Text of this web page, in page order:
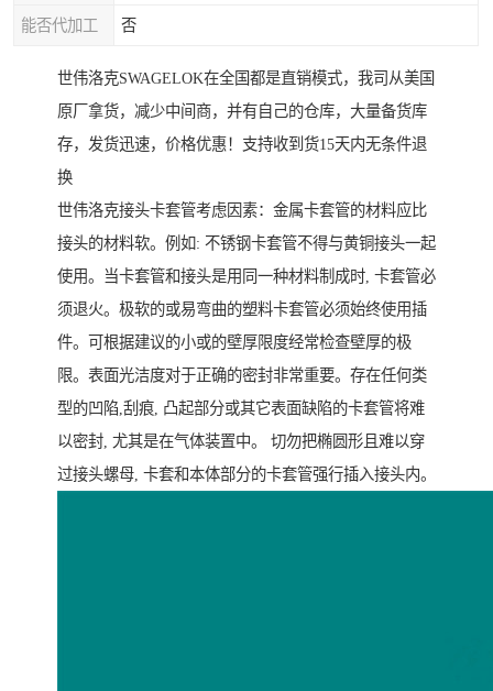
能否代加工 否
世伟洛克SWAGELOK在全国都是直销模式，我司从美国
原厂拿货，减少中间商，并有自己的仓库，大量备货库
存，发货迅速，价格优惠！支持收到货15天内无条件退
换
世伟洛克接头卡套管考虑因素：金属卡套管的材料应比
接头的材料软。例如: 不锈钢卡套管不得与黄铜接头一起
使用。当卡套管和接头是用同一种材料制成时, 卡套管必
须退火。极软的或易弯曲的塑料卡套管必须始终使用插
件。可根据建议的小或的壁厚限度经常检查壁厚的极
限。表面光洁度对于正确的密封非常重要。存在任何类
型的凹陷,刮痕, 凸起部分或其它表面缺陷的卡套管将难
以密封, 尤其是在气体装置中。 切勿把椭圆形且难以穿
过接头螺母, 卡套和本体部分的卡套管强行插入接头内。